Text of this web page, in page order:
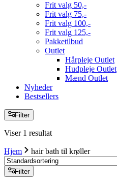
Frit valg 50,-
Frit valg 75,-
Frit valg 100,-
Frit valg 125,-
Pakketilbud
Outlet
Hårpleje Outlet
Hudpleje Outlet
Mænd Outlet
Nyheder
Bestsellers
Filter
Viser 1 resultat
Hjem hair bath til krøller
Filter